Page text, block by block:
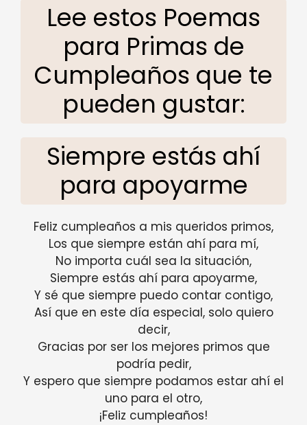
Lee estos Poemas
para Primas de
Cumpleaños que te
pueden gustar:
Siempre estás ahí
para apoyarme
Feliz cumpleaños a mis queridos primos,
Los que siempre están ahí para mí,
No importa cuál sea la situación,
Siempre estás ahí para apoyarme,
Y sé que siempre puedo contar contigo,
Así que en este día especial, solo quiero
decir,
Gracias por ser los mejores primos que
podría pedir,
Y espero que siempre podamos estar ahí el
uno para el otro,
¡Feliz cumpleaños!